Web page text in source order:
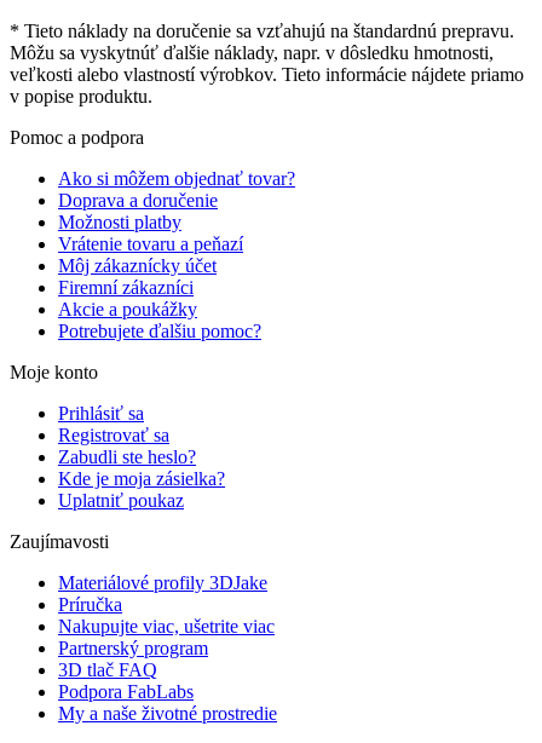
* Tieto náklady na doručenie sa vzťahujú na štandardnú prepravu.
Môžu sa vyskytnúť ďalšie náklady, napr. v dôsledku hmotnosti,
veľkosti alebo vlastností výrobkov. Tieto informácie nájdete priamo
v popise produktu.
Pomoc a podpora
Ako si môžem objednať tovar?
Doprava a doručenie
Možnosti platby
Vrátenie tovaru a peňazí
Môj zákaznícky účet
Firemní zákazníci
Akcie a poukážky
Potrebujete ďalšiu pomoc?
Moje konto
Prihlásiť sa
Registrovať sa
Zabudli ste heslo?
Kde je moja zásielka?
Uplatniť poukaz
Zaujímavosti
Materiálové profily 3DJake
Príručka
Nakupujte viac, ušetrite viac
Partnerský program
3D tlač FAQ
Podpora FabLabs
My a naše životné prostredie